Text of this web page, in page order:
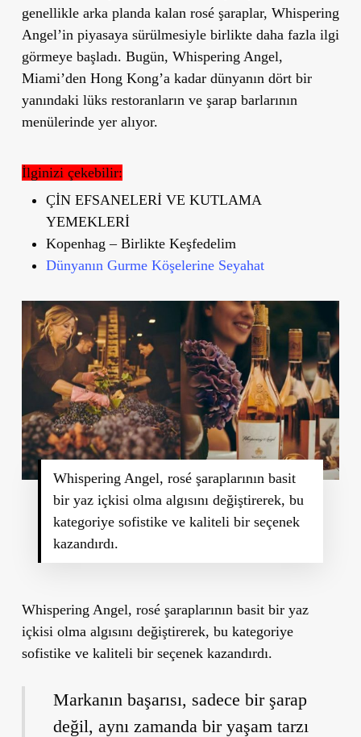
genellikle arka planda kalan rosé şaraplar, Whispering
Angel’in piyasaya sürülmesiyle birlikte daha fazla ilgi
görmeye başladı. Bugün, Whispering Angel,
Miami’den Hong Kong’a kadar dünyanın dört bir
yanındaki lüks restoranların ve şarap barlarının
menülerinde yer alıyor.
İlginizi çekebilir:
ÇİN EFSANELERİ VE KUTLAMA
YEMEKLERİ
Kopenhag – Birlikte Keşfedelim
Dünyanın Gurme Köşelerine Seyahat
Whispering Angel, rosé şaraplarının basit
bir yaz içkisi olma algısını değiştirerek, bu
kategoriye sofistike ve kaliteli bir seçenek
kazandırdı.
Whispering Angel, rosé şaraplarının basit bir yaz
içkisi olma algısını değiştirerek, bu kategoriye
sofistike ve kaliteli bir seçenek kazandırdı.
Markanın başarısı, sadece bir şarap
değil, aynı zamanda bir yaşam tarzı